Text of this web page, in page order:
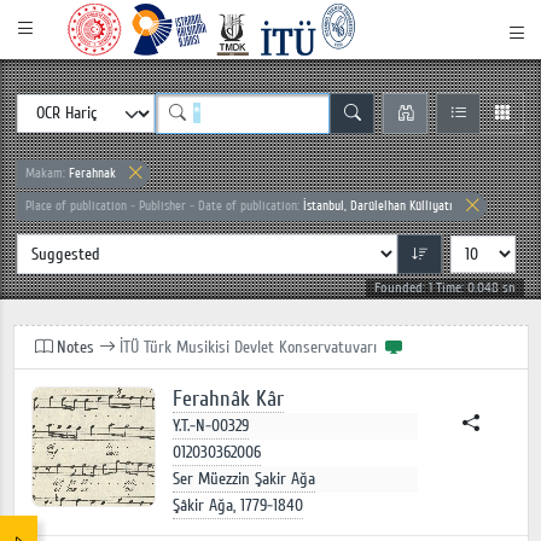
Makam: Ferahnak
Place of publication - Publisher - Date of publication: İstanbul, Darülelhan Külliyatı
Founded: 1 Time: 0.048 sn
Notes İTÜ Türk Musikisi Devlet Konservatuvarı
Ferahnâk Kâr
Y.T.-N-00329
012030362006
Ser Müezzin Şakir Ağa
Şâkir Ağa, 1779-1840